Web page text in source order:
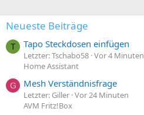
Neueste Beiträge
T Tapo Steckdosen einfügen
Letzter: Tschabo58 Vor 4 Minuten
Home Assistant
G Mesh Verständnisfrage
Letzter: Giller Vor 24 Minuten
AVM Fritz!Box